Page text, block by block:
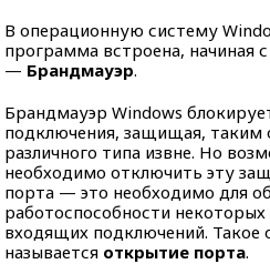
В операционную систему
программа встроена, начиная с
— Брандмауэр.
Брандмауэр Windows
подключения, защищая, таким
различного типа извне. Но
необходимо отключить эту
порта — это необходимо для
работоспособности
входящих подключений.
называется открытие порта.